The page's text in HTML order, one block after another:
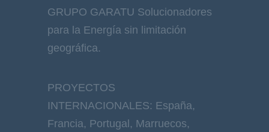
GRUPO GARATU Solucionadores
para la Energía sin limitación
geográfica.
PROYECTOS
INTERNACIONALES: España,
Francia, Portugal, Marruecos,